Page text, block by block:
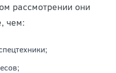
рассмотрении они
чем: